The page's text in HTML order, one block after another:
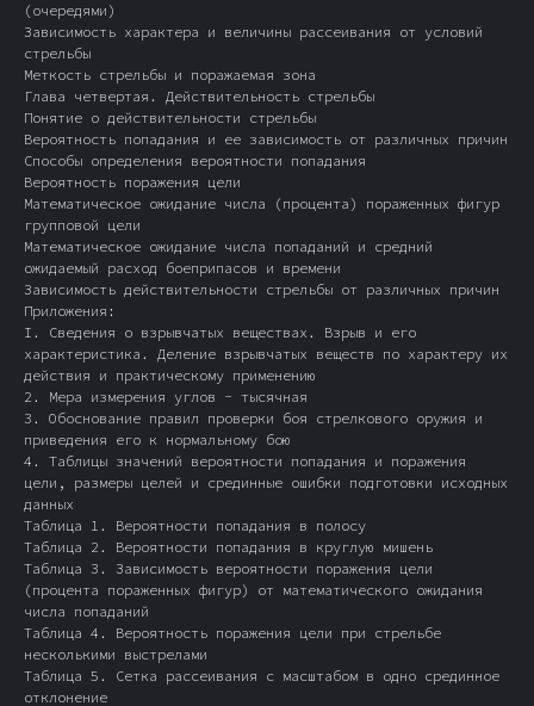
(очередями)
Зависимость характера и величины рассеивания от условий
стрельбы
Меткость стрельбы и поражаемая зона
Глава четвертая. Действительность стрельбы
Понятие о действительности стрельбы
Вероятность попадания и ее зависимость от различных причин
Способы определения вероятности попадания
Вероятность поражения цели
Математическое ожидание числа (процента) пораженных фигур
групповой цели
Математическое ожидание числа попаданий и средний
ожидаемый расход боеприпасов и времени
Зависимость действительности стрельбы от различных причин
Приложения:
I. Сведения о взрывчатых веществах. Взрыв и его
характеристика. Деление взрывчатых веществ по характеру их
действия и практическому применению
2. Мера измерения углов - тысячная
3. Обоснование правил проверки боя стрелкового оружия и
приведения его к нормальному бою
4. Таблицы значений вероятности попадания и поражения
цели, размеры целей и срединные ошибки подготовки исходных
данных
Таблица 1. Вероятности попадания в полосу
Таблица 2. Вероятности попадания в круглую мишень
Таблица 3. Зависимость вероятности поражения цели
(процента пораженных фигур) от математического ожидания
числа попаданий
Таблица 4. Вероятность поражения цели при стрельбе
несколькими выстрелами
Таблица 5. Сетка рассеивания с масштабом в одно срединное
отклонение